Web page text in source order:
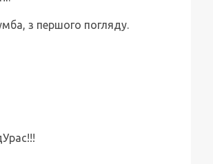
з першого погляду.